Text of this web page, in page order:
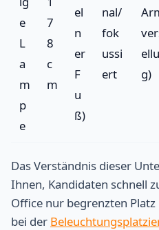
e
L
a
m
p
e
7
8
c
m
el
n
er
F
u
ß)
nal/
fok
ussi
ert
g)
Das Verständnis dieser
Ihnen, Kandidaten schnell
Office nur begrenzten
bei der